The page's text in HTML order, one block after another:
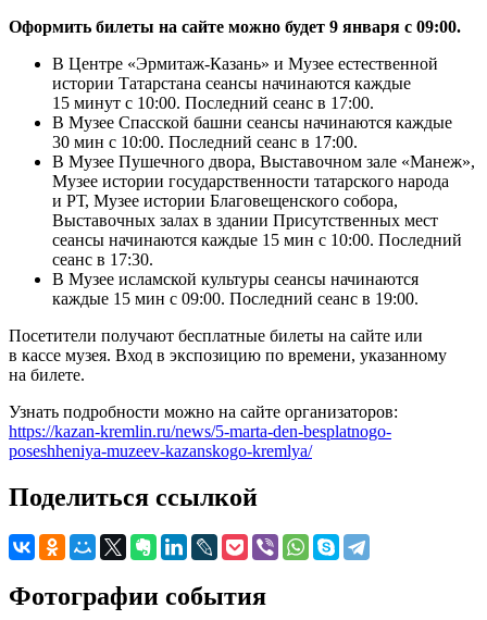
Оформить билеты на сайте можно будет 9 января с 09:00.
В Центре «Эрмитаж-Казань» и Музее естественной
истории Татарстана сеансы начинаются каждые
15 минут с 10:00. Последний сеанс в 17:00.
В Музее Спасской башни сеансы начинаются каждые
30 мин с 10:00. Последний сеанс в 17:00.
В Музее Пушечного двора, Выставочном зале «Манеж»,
Музее истории государственности татарского народа
и РТ, Музее истории Благовещенского собора,
Выставочных залах в здании Присутственных мест
сеансы начинаются каждые 15 мин с 10:00. Последний
сеанс в 17:30.
В Музее исламской культуры сеансы начинаются
каждые 15 мин с 09:00. Последний сеанс в 19:00.
Посетители получают бесплатные билеты на сайте или
в кассе музея. Вход в экспозицию по времени, указанному
на билете.
Узнать подробности можно на сайте организаторов:
https://kazan-kremlin.ru/news/5-marta-den-besplatnogo-
poseshheniya-muzeev-kazanskogo-kremlya/
Поделиться ссылкой
Фотографии события